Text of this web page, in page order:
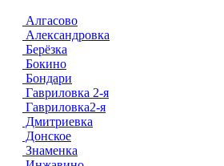
Алгасово
Александровка
Берёзка
Бокино
Бондари
Гавриловка 2-я
Гавриловка2-я
Дмитриевка
Донское
Знаменка